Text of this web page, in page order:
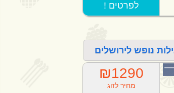
! לפרטים
₪1290
מחיר לזוג